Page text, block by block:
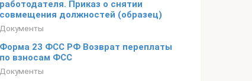
работодателя. Приказ о снятии
совмещения должностей (образец)
Документы
Форма 23 ФСС РФ Возврат переплаты
по взносам ФСС
Документы